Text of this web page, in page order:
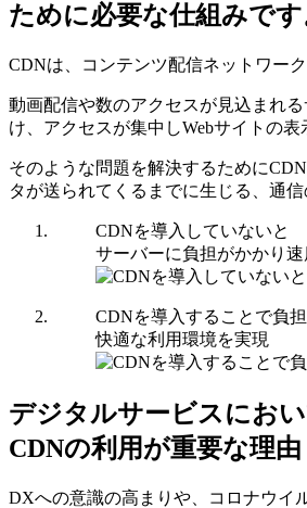
ために必要な仕組みです
CDNは、コンテンツ配信ネットワーク
動画配信や数のアクセスが見込まれ
け、アクセスが集中しWebサイトの
そのような問題を解決するために
タが送られてくるまでに生じる、通
CDNを導入していないと
サーバーに負担がかかり
CDNを導入することで負担
快適な利用環境を実現
デジタルサービスにお
CDNの利用が重要な理由
DXへの意識の高まりや、コロナウイ